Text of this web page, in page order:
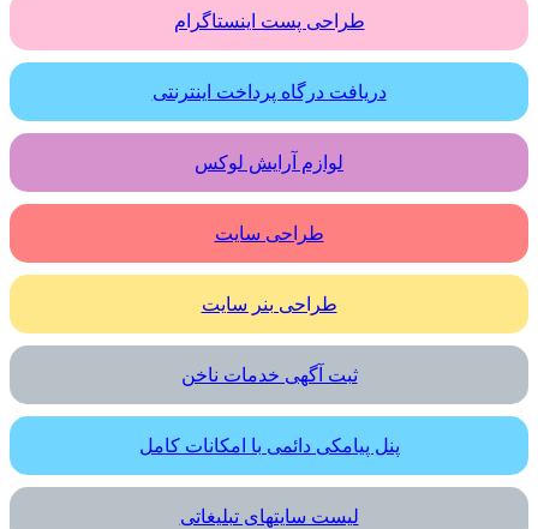
طراحی پست اینستاگرام
دریافت درگاه پرداخت اینترنتی
لوازم آرایش لوکس
طراحی سایت
طراحی بنر سایت
ثبت آگهی خدمات ناخن
پنل پیامکی دائمی با امکانات کامل
لیست سایتهای تبلیغاتی